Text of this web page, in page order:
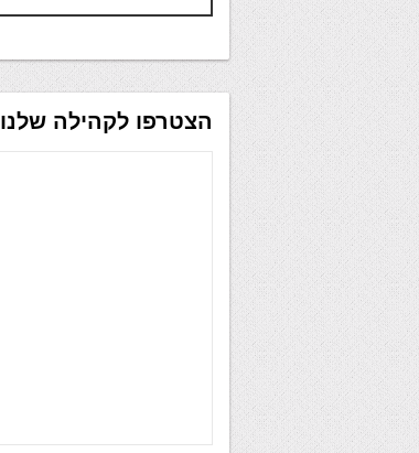
הצטרפו לקהילה שלנו